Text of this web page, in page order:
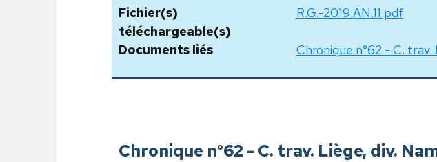
Fichier(s)
téléchargeable(s)
R.G.-2019.AN.11.pdf
Documents liés Chronique n°62 - C.
Chronique n°62 - C. trav. Liège, div.